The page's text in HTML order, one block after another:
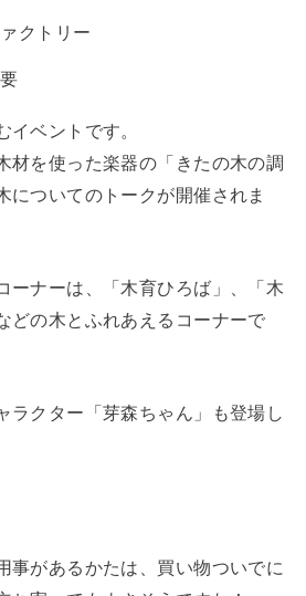
クトリー
イベントです。
材を使った楽器の「きたの木の調
についてのトークが開催されま
ーナーは、「木育ひろば」、「木
どの木とふれあえるコーナーで
ラクター「芽森ちゃん」も登場し
事があるかたは、買い物ついでに